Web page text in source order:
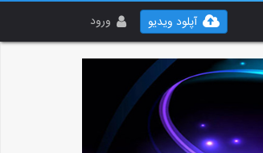
ورود آپلود ویدیو